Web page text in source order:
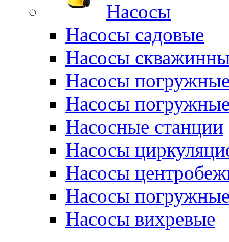
Насосы
Насосы садовые
Насосы
Насосы
Насосы
Насосные станции
Насосы
Насосы
Насосы
Насосы вихревые